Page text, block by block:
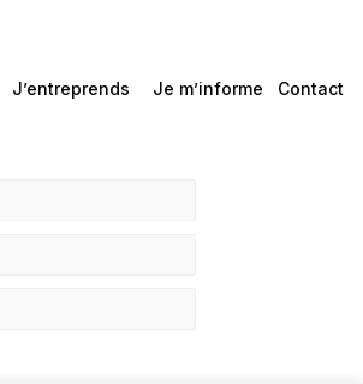
J’entreprends Je m’informe Contact